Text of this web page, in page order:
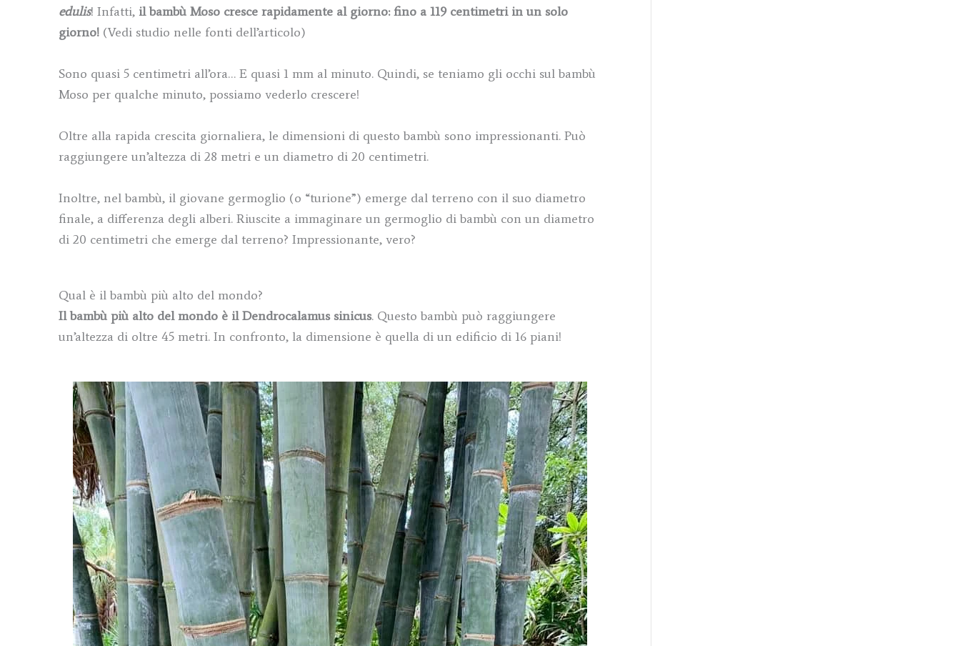
edulis! Infatti, il bambù Moso cresce rapidamente al giorno: fino a 119 centimetri in un solo
giorno! (Vedi studio nelle fonti dell’articolo)
Sono quasi 5 centimetri all’ora… E quasi 1 mm al minuto. Quindi, se teniamo gli occhi sul bambù
Moso per qualche minuto, possiamo vederlo crescere!
Oltre alla rapida crescita giornaliera, le dimensioni di questo bambù sono impressionanti. Può
raggiungere un’altezza di 28 metri e un diametro di 20 centimetri.
Inoltre, nel bambù, il giovane germoglio (o “turione”) emerge dal terreno con il suo diametro
finale, a differenza degli alberi. Riuscite a immaginare un germoglio di bambù con un diametro
di 20 centimetri che emerge dal terreno? Impressionante, vero?
Qual è il bambù più alto del mondo?
Il bambù più alto del mondo è il Dendrocalamus sinicus. Questo bambù può raggiungere
un’altezza di oltre 45 metri. In confronto, la dimensione è quella di un edificio di 16 piani!